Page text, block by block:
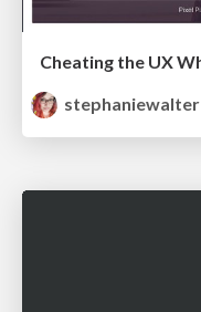
stephaniewalter